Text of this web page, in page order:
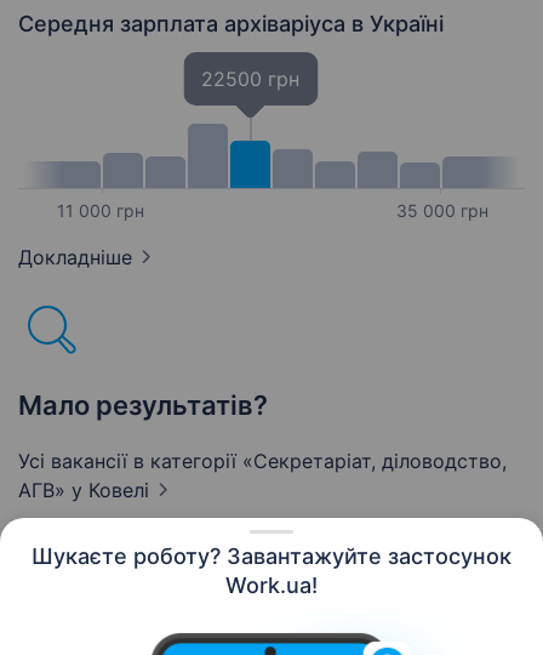
Шукаєте роботу? Завантажуйте застосунок
Work.ua!
Середня зарплата архіваріуса в Україні
11 000 грн
22500 грн
35 000 грн
Докладніше
Мало результатів?
Усі вакансії в категорії «Секретаріат, діловодство,
АГВ» у Ковелі